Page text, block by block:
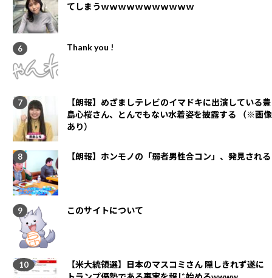
てしまうｗｗｗｗｗｗｗｗｗｗｗ
Thank you !
【朗報】めざましテレビのイマドキに出演している豊
島心桜さん、とんでもない水着姿を披露する （※画像
あり）
【朗報】ホンモノの「弱者男性合コン」、発見される
このサイトについて
【米大統領選】日本のマスコミさん 隠しきれず遂に